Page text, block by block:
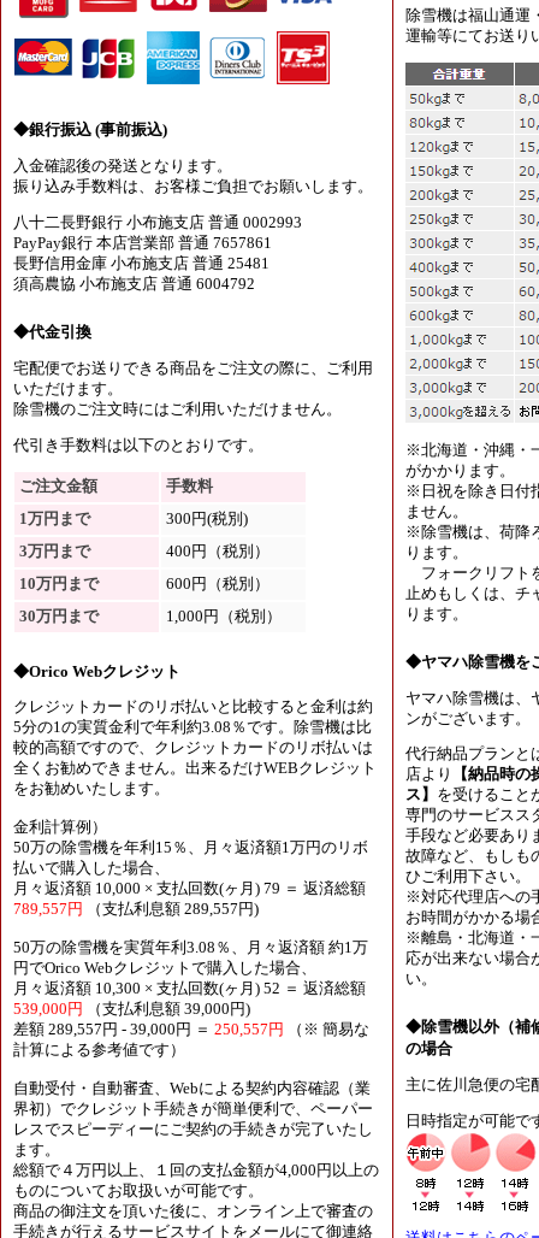
◆銀行振込 (事前振込)
入金確認後の発送となります。
振り込み手数料は、お客様ご負担でお願いします。
八十二長野銀行 小布施支店 普通 0002993
PayPay銀行 本店営業部 普通 7657861
長野信用金庫 小布施支店 普通 25481
須高農協 小布施支店 普通 6004792
◆代金引換
宅配便でお送りできる商品をご注文の際に、ご利用
いただけます。
除雪機のご注文時にはご利用いただけません。
代引き手数料は以下のとおりです。
ご注文金額
手数料
1万円まで
300円(税別)
3万円まで
400円（税別）
10万円まで
600円（税別）
30万円まで
1,000円（税別）
◆Orico Webクレジット
クレジットカードのリボ払いと比較すると金利は約
5分の1の実質金利で年利約3.08％です。除雪機は比
較的高額ですので、クレジットカードのリボ払いは
全くお勧めできません。出来るだけWEBクレジット
をお勧めいたします。
金利計算例）
50万の除雪機を年利15％、月々返済額1万円のリボ
払いで購入した場合、
月々返済額 10,000 × 支払回数(ヶ月) 79 ＝ 返済総額
789,557円
（支払利息額 289,557円)
50万の除雪機を実質年利3.08％、月々返済額 約1万
円でOrico Webクレジットで購入した場合、
月々返済額 10,300 × 支払回数(ヶ月) 52 ＝ 返済総額
539,000円
（支払利息額 39,000円)
差額 289,557円 - 39,000円 ＝ 250,557円
（※ 簡易な
計算による参考値です）
自動受付・自動審査、Webによる契約内容確認（業
界初）でクレジット手続きが簡単便利で、ペーパー
レスでスピーディーにご契約の手続きが完了いたし
ます。
総額で４万円以上、１回の支払金額が4,000円以上の
ものについてお取扱いが可能です。
商品の御注文を頂いた後に、オンライン上で審査の
手続きが行えるサービスサイトをメールにて御連絡
除雪機は福山通運
運輸等にてお送り
※北海道・沖縄・
がかかります。
※日祝を除き日付
ません。
※除雪機は、荷降
ります。
フォークリフト
止めもしくは、チ
ります。
◆ヤマハ除雪機を
ヤマハ除雪機は、
ンがございます。
代行納品プランと
店より
【納品時
ス】 を受けること
専門のサービスス
手段など必要あり
故障など、もしも
ひご利用下さい。
※対応代理店への
お時間がかかる場
※離島・北海道・
応が出来ない場合
い。
◆除雪機以外（補
の場合
主に佐川急便の宅
日時指定が可能で